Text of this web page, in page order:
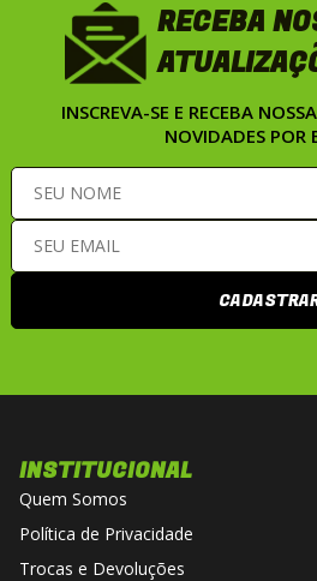
RECEBA
INSCREVA-SE E RECEBA
NOVIDADES POR
INSTITUCIONAL
Quem Somos
Política de Privacidade
Trocas e Devoluções